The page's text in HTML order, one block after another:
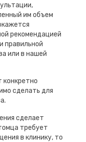
им объем
рекомендацией
правильной
или в нашей
конкретно
сделать для
сделает
требует
в клинику, то